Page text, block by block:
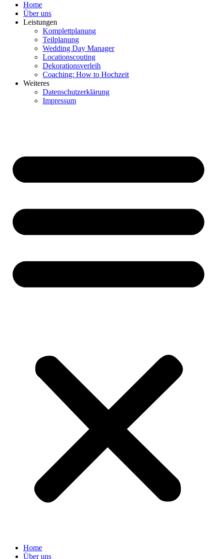
Home
Über uns
Leistungen
Komplettplanung
Teilplanung
Wedding Day Manager
Locationscouting
Dekorationsverleih
Coaching: How to Hochzeit
Weiteres
Datenschutzerklärung
Impressum
Home
Über uns